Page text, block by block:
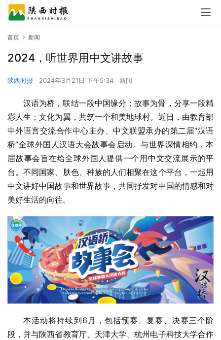
首页 新闻
2024，听世界用中文讲故事
陕西时报 2024年3月21日 下午5:34 新闻
汉语为桥，联结一段中国缘分；故事为骨，分享一段精
彩人生；文化为翼，共筑一个和美地球村。近日，由教育部
中外语言交流合作中心主办、中文联盟承办的第二届“汉语
桥”全球外国人汉语大会故事会启动。与世界深情相约，本
届故事会旨在给全球外国人提供一个用中文交流展示的平
台。不同国家、肤色、种族的人们相聚在这个平台，一起用
中文讲好中国故事和世界故事，共同抒发对中国的情感和对
美好生活的向往。
本活动将持续到6月，包括预赛、复赛、决赛三个阶
段，并与陕西省教育厅、天津大学、杭州电子科技大学合作